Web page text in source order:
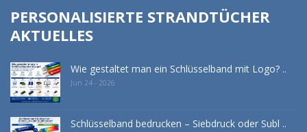
PERSONALISIERTE STRANDTÜCHER
AKTUELLES
Wie gestaltet man ein Schlüsselband mit Logo? ..
Jun 24 - 2026
Schlüsselband bedrucken – Siebdruck oder Subl ..